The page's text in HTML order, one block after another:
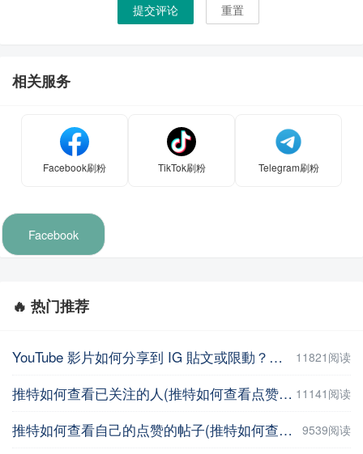
提交评论 重置
相关服务
Facebook刷粉 TikTok刷粉 Telegram刷粉
Facebook
🔥 热门推荐
YouTube 影片如何分享到 IG 貼文或限動？教你用這招【Facebook教程】 11821阅读
推特如何查看已关注的人(推特如何查看点赞记录) 11141阅读
推特如何查看自己的点赞的帖子(推特如何查看自己的点赞的帖子数量 ) 9539阅读